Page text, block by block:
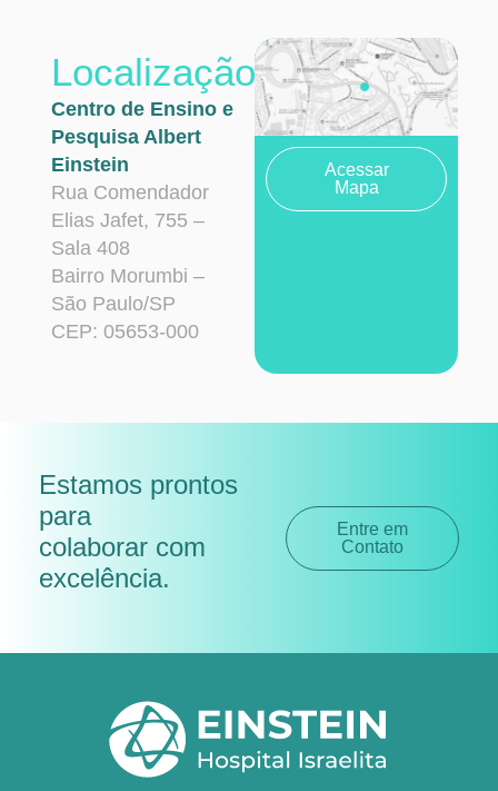
Localização
Centro de Ensino e
Pesquisa Albert
Einstein
Rua Comendador
Elias Jafet, 755 –
Sala 408
Bairro Morumbi –
São Paulo/SP
CEP: 05653-000
Acessar
Mapa
Estamos prontos
para
colaborar com
excelência.
Entre em
Contato